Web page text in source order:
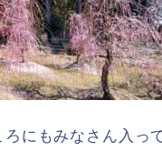
にもみなさん入っ